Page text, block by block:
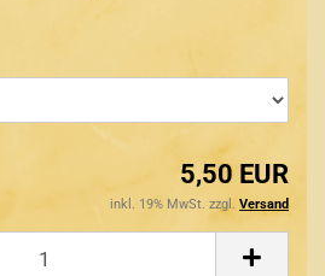
5,50 EUR
inkl. 19% MwSt. zzgl. Versand